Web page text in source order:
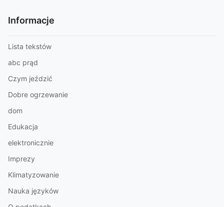
Informacje
Lista tekstów
abc prąd
Czym jeździć
Dobre ogrzewanie
dom
Edukacja
elektronicznie
Imprezy
Klimatyzowanie
Nauka języków